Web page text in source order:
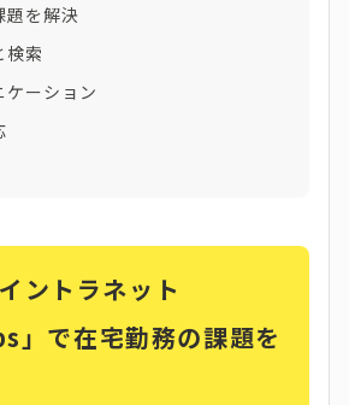
題を解決
検索
ーション
ントラネット
」で在宅勤務の課題を